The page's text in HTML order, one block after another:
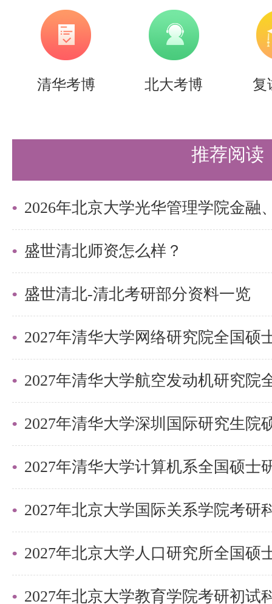
提前30分钟到考场外候场。
复试笔试：3月27日（周五）下
试，考试地点待资格审查时现场
专业代
和名称
面试时间
050300
新闻传
播学
03国际新闻传
播
3月27日
8:30-12:00
050300
新闻传
播学
01新闻学；02
传播学
3月28日
055200
新闻与
传播
02数字文创传
播；03全球科
技传播
6. 注意事项
（1）请考生准备个人自述3-5分
实践活动与获奖、学术成果、特
清华考博 北大考博 复
推荐阅读
盛世清北师资怎么样？
盛世清北-清北考研部分资料一览
2027年清华大学深圳国际研究生院
2027年北京大学国际关系学院考研
2027年北京大学教育学院考研初试